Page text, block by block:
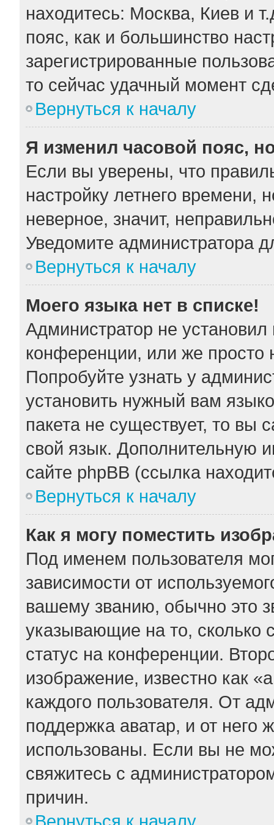
находитесь: Москва, Киев и
пояс, как и большинство
зарегистрированные
то сейчас удачный момент
Вернуться к началу
Я изменил часовой пояс,
Если вы уверены, что
настройку летнего времени,
неверное, значит,
Уведомите администратора
Вернуться к началу
Моего языка нет в списке!
Администратор не
конференции, или же просто
Попробуйте узнать у
установить нужный вам
пакета не существует, то вы
свой язык. Дополнительную
сайте phpBB (ссылка
Вернуться к началу
Как я могу поместить
Под именем пользователя
зависимости от
вашему званию, обычно это
указывающие на то,
статус на конференции.
изображение, известно как
каждого пользователя. От
поддержка аватар, и от него
использованы. Если вы не
свяжитесь с
причин.